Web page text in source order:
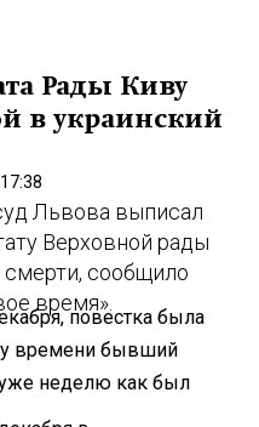
Рады Киву
в украинский
Львова выписал
Верховной рады
сообщило
время».
повестка была
времени бывший
уже неделю как был